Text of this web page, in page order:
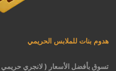
هدوم بنات للملابس الحريمي
تسوق بأفضل الأسعار ( لانجري حريمي